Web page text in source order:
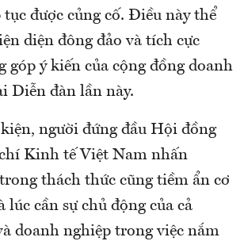
được củng cố. Điều này thể
diện đông đảo và tích cực
góp ý kiến của cộng đồng doanh
Diễn đàn lần này.​
người đứng đầu Hội đồng
Kinh tế Việt Nam nhấn
thách thức cũng tiềm ẩn cơ
lúc cần sự chủ động của cả
doanh nghiệp trong việc nắm